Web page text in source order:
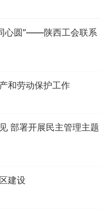
心圆”——陕西工会联系
和劳动保护工作
部署开展民主管理主题
建设